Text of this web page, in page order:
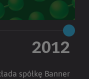
2012
spółkę Banner